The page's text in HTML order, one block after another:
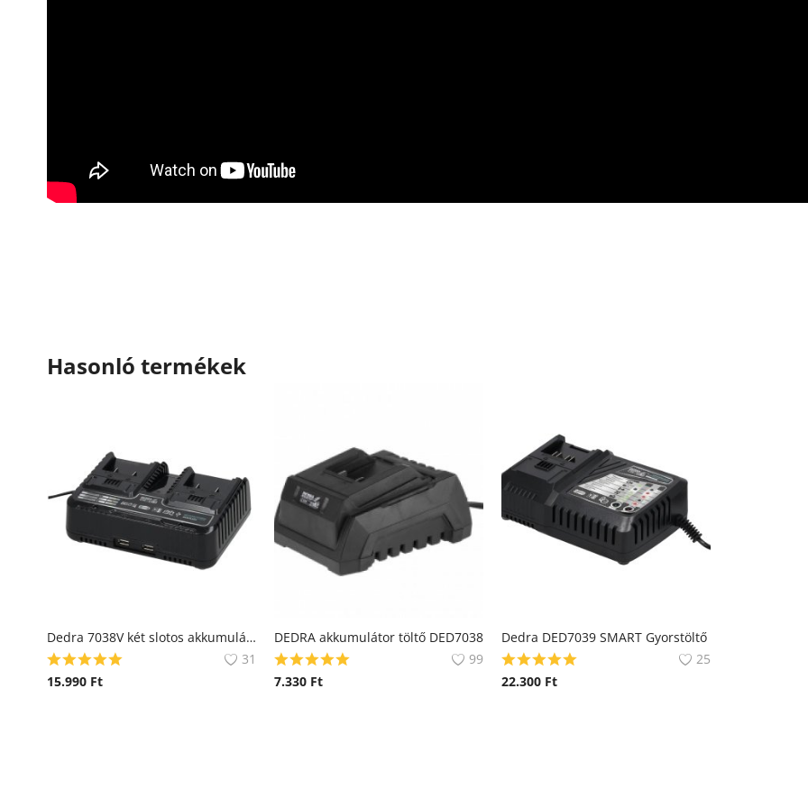
Hasonló termékek
Dedra 7038V két slotos akkumulátor töltő
31
15.990 Ft
DEDRA akkumulátor töltő DED7038
99
7.330 Ft
Dedra DED7039 SMART Gyorstöltő
25
22.300 Ft